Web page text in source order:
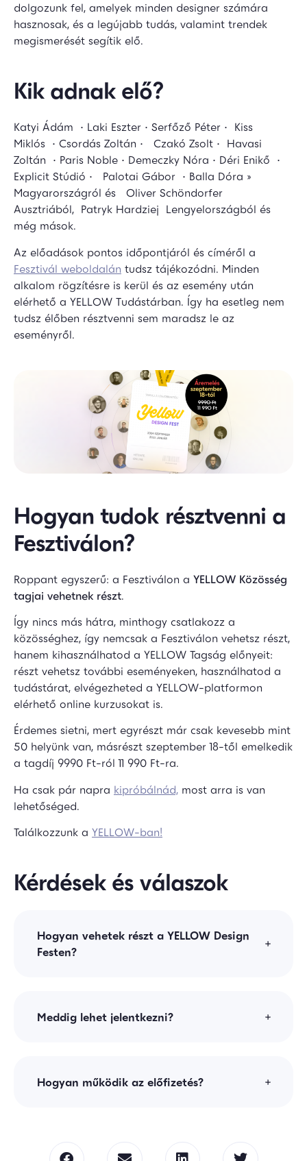
dolgozunk fel, amelyek minden designer számára
hasznosak, és a legújabb tudás, valamint trendek
megismerését segítik elő.
Kik adnak elő?
Katyi Ádám • Laki Eszter • Serfőző Péter • Kiss
Miklós • Csordás Zoltán • Czakó Zsolt • Havasi
Zoltán • Paris Noble • Demeczky Nóra • Déri Enikő •
Explicit Stúdió • Palotai Gábor • Balla Dóra »
Magyarországról és Oliver Schöndorfer
Ausztriából, Patryk Hardziej Lengyelországból és
még mások.
Az előadások pontos időpontjáról és címéről a
Fesztivál weboldalán tudsz tájékozódni. Minden
alkalom rögzítésre is kerül és az esemény után
elérhető a YELLOW Tudástárban. Így ha esetleg nem
tudsz élőben résztvenni sem maradsz le az
eseményről.
Hogyan tudok résztvenni a
Fesztiválon?
Roppant egyszerű: a Fesztiválon a YELLOW Közösség
tagjai vehetnek részt.
Így nincs más hátra, minthogy csatlakozz a
közösséghez, így nemcsak a Fesztiválon vehetsz részt,
hanem kihasználhatod a YELLOW Tagság előnyeit:
részt vehetsz további eseményeken, használhatod a
tudástárat, elvégezheted a YELLOW-platformon
elérhető online kurzusokat is.
Érdemes sietni, mert egyrészt már csak kevesebb mint
50 helyünk van, másrészt szeptember 18-től emelkedik
a tagdíj 9990 Ft-ról 11 990 Ft-ra.
Ha csak pár napra kipróbálnád, most arra is van
lehetőséged.
Találkozzunk a YELLOW-ban!
Kérdések és válaszok
Hogyan vehetek részt a YELLOW Design
Festen?
Meddig lehet jelentkezni?
Hogyan működik az előfizetés?